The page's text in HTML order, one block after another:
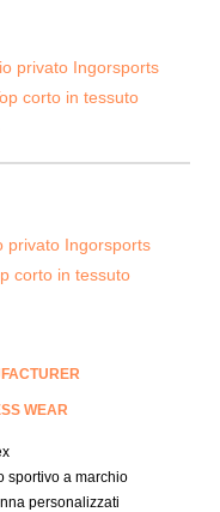
WEAR
sportivo a marchio
personalizzati